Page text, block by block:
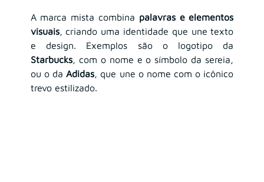
A marca mista combina palavras e elementos
visuais, criando uma identidade que une texto
Starbucks, com o nome e o símbolo da sereia,
ou o da Adidas, que une o nome com o icônico
trevo estilizado.